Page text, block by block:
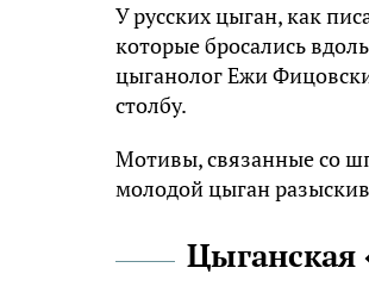
У русских цыган, как
которые бросались
цыганолог Ежи
столбу.
Мотивы, связанные со
молодой цыган
Цыганская